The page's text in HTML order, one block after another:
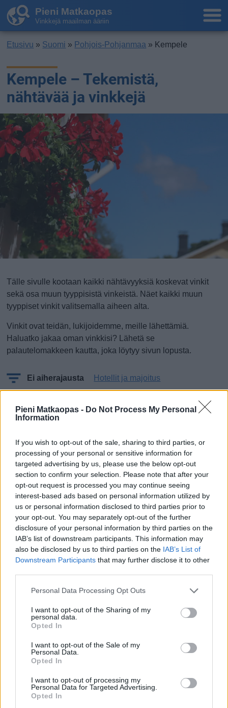
Pieni Matkaopas - Do Not Process My Personal
Information
If you wish to opt-out of the sale, sharing to third parties, or
processing of your personal or sensitive information for
targeted advertising by us, please use the below opt-out
section to confirm your selection. Please note that after your
opt-out request is processed you may continue seeing
interest-based ads based on personal information utilized by
us or personal information disclosed to third parties prior to
your opt-out. You may separately opt-out of the further
disclosure of your personal information by third parties on the
IAB’s list of downstream participants. This information may
also be disclosed by us to third parties on the IAB’s List of
Downstream Participants that may further disclose it to other
Personal Data Processing Opt Outs
I want to opt-out of the Sharing of my
personal data.
Opted In
I want to opt-out of the Sale of my
Personal Data.
Opted In
I want to opt-out of processing my
Personal Data for Targeted Advertising.
Opted In
Pieni Matkaopas
Vinkkejä maailman ääriin
Etusivu » Suomi » Pohjois-Pohjanmaa » Kempele
Kempele – Tekemistä,
nähtävää ja vinkkejä
Tälle sivulle kootaan kaikki nähtävyyksiä koskevat vinkit
sekä osa muun tyyppisistä vinkeistä. Näet kaikki muun
tyyppiset vinkit valitsemalla aiheen alta.
Vinkit ovat teidän, lukijoidemme, meille lähettämiä.
Haluatko jakaa oman vinkkisi? Lähetä se
palautelomakkeen kautta, joka löytyy sivun lopusta.
Ei aiherajausta Hotellit ja majoitus
Mitä, ei vielä vinkkejä!?
Kerro oma matkavinkkisi
Lisää oma vinkkisi nähtävyydestä, kaupasta,
ruokapaikasta, tapahtumasta, ajanvietteestä – tai mistä
tahansa kokemisen arvoisesta tällä paikkakunnalla.
Autetaan toinen toisemme maan parhaiden paikkojen
äärelle.
Vinkin otsikko (esim. paikan nimi):
Valitse seuraavista vaihtoehdoista ne, jotka sopivat
Se on nähtävyys